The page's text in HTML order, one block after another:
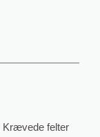
Krævede felter